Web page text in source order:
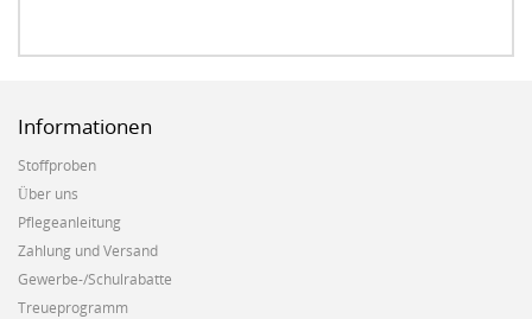
Informationen
Stoffproben
Über uns
Pflegeanleitung
Zahlung und Versand
Gewerbe-/Schulrabatte
Treueprogramm